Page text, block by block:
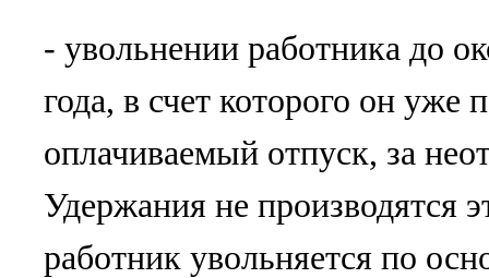
- увольнении работника до
года, в счет которого он уже
оплачиваемый отпуск, за
Удержания не производятся
работник увольняется по